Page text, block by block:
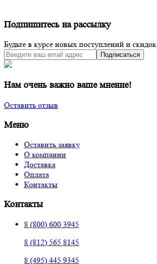
Подпишитесь на рассылку
Будьте в курсе новых поступлений и скидок
Подписаться
Нам очень важно ваше мнение!
Оставить отзыв
Меню
Оставить заявку
О компании
Доставка
Оплата
Контакты
Контакты
8 (800) 600 3945
8 (812) 565 8145
8 (495) 445 9345